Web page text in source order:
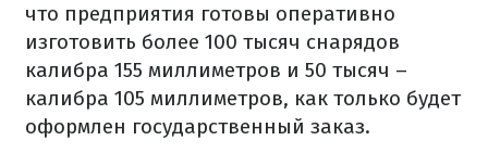
что предприятия готовы оперативно
изготовить более 100 тысяч снарядов
калибра 155 миллиметров и 50 тысяч –
калибра 105 миллиметров, как только будет
оформлен государственный заказ.